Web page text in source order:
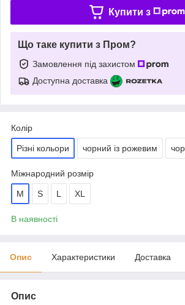
Купити з
Що таке купити з Пром?
Замовлення під захистом
Доступна доставка
Колір
Різні кольори чорний із рожевим
Міжнародний розмір
M S L XL
В наявності
Опис Характеристики Доставка
Опис